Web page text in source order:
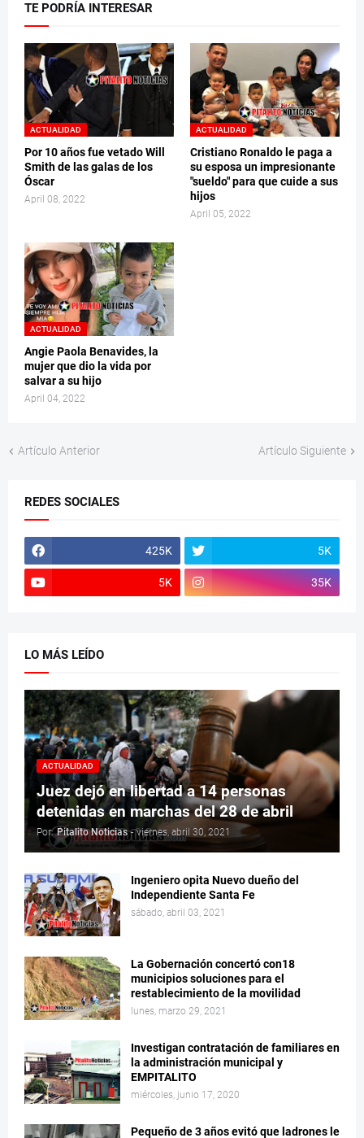
TE PODRÍA INTERESAR
ACTUALIDAD
Por 10 años fue vetado Will
Smith de las galas de los
Óscar
April 08, 2022
ACTUALIDAD
Cristiano Ronaldo le paga a
su esposa un impresionante
"sueldo" para que cuide a sus
hijos
April 05, 2022
ACTUALIDAD
Angie Paola Benavides, la
mujer que dio la vida por
salvar a su hijo
April 04, 2022
Artículo Anterior Artículo Siguiente
REDES SOCIALES
425K 5K
5K 35K
LO MÁS LEÍDO
ACTUALIDAD
Juez dejó en libertad a 14 personas
detenidas en marchas del 28 de abril
Por: Pitalito Noticias - viernes, abril 30, 2021
Ingeniero opita Nuevo dueño del
Independiente Santa Fe
sábado, abril 03, 2021
La Gobernación concertó con18
municipios soluciones para el
restablecimiento de la movilidad
lunes, marzo 29, 2021
Investigan contratación de familiares en
la administración municipal y
EMPITALITO
miércoles, junio 17, 2020
Pequeño de 3 años evitó que ladrones le